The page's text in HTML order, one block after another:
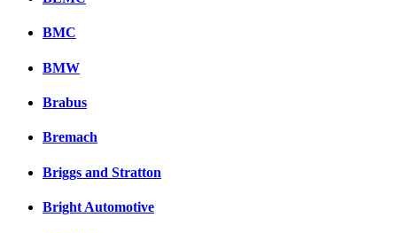
BMC
BMW
Brabus
Bremach
Briggs and Stratton
Bright Automotive